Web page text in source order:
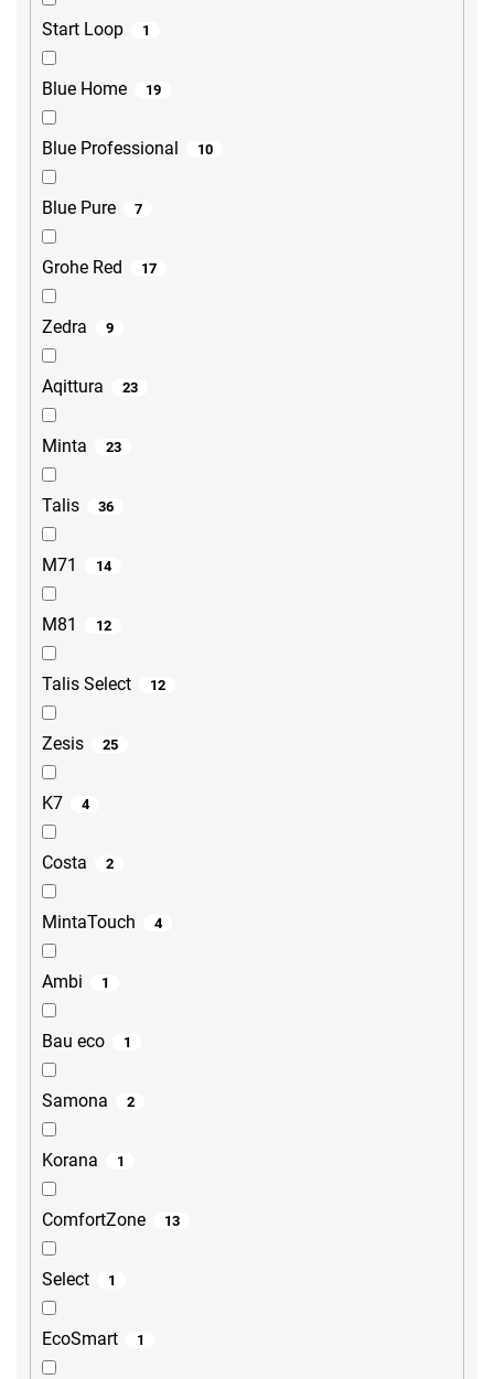
Start Loop 1
Blue Home 19
Blue Professional 10
Blue Pure 7
Grohe Red 17
Zedra 9
Aqittura 23
Minta 23
Talis 36
M71 14
M81 12
Talis Select 12
Zesis 25
K7 4
Costa 2
MintaTouch 4
Ambi 1
Bau eco 1
Samona 2
Korana 1
ComfortZone 13
Select 1
EcoSmart 1